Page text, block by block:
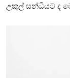
උකුල් සන්ධියට ද